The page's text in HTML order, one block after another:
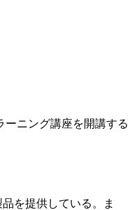
ーニング講座を開講する
を提供している。ま